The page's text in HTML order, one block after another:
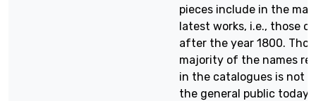
pieces include in the
latest works, i.e., those
after the year 1800.
majority of the names
in the catalogues is not
the general public today,